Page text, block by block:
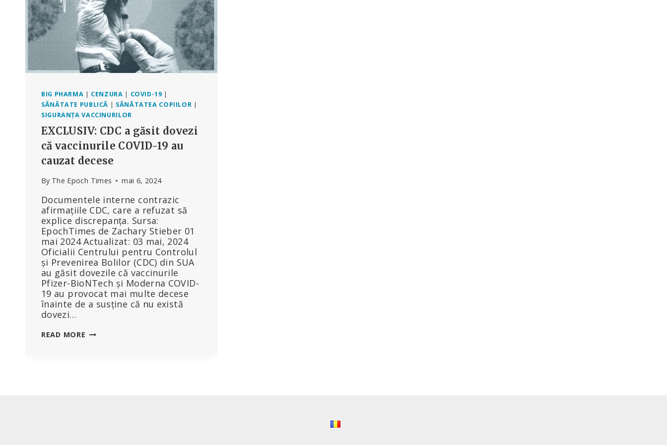
BIG PHARMA | CENZURA | COVID-19 |
SĂNĂTATE PUBLICĂ | SĂNĂTATEA COPIILOR |
SIGURANȚA VACCINURILOR
EXCLUSIV: CDC a găsit dovezi
că vaccinurile COVID-19 au
cauzat decese
By The Epoch Times mai 6, 2024
Documentele interne contrazic
afirmațiile CDC, care a refuzat să
explice discrepanța. Sursa:
EpochTimes de Zachary Stieber 01
mai 2024 Actualizat: 03 mai, 2024
Oficialii Centrului pentru Controlul
și Prevenirea Bolilor (CDC) din SUA
au găsit dovezile că vaccinurile
Pfizer-BioNTech și Moderna COVID-
19 au provocat mai multe decese
înainte de a susține că nu există
dovezi…
READ MORE EXCLUSIV: